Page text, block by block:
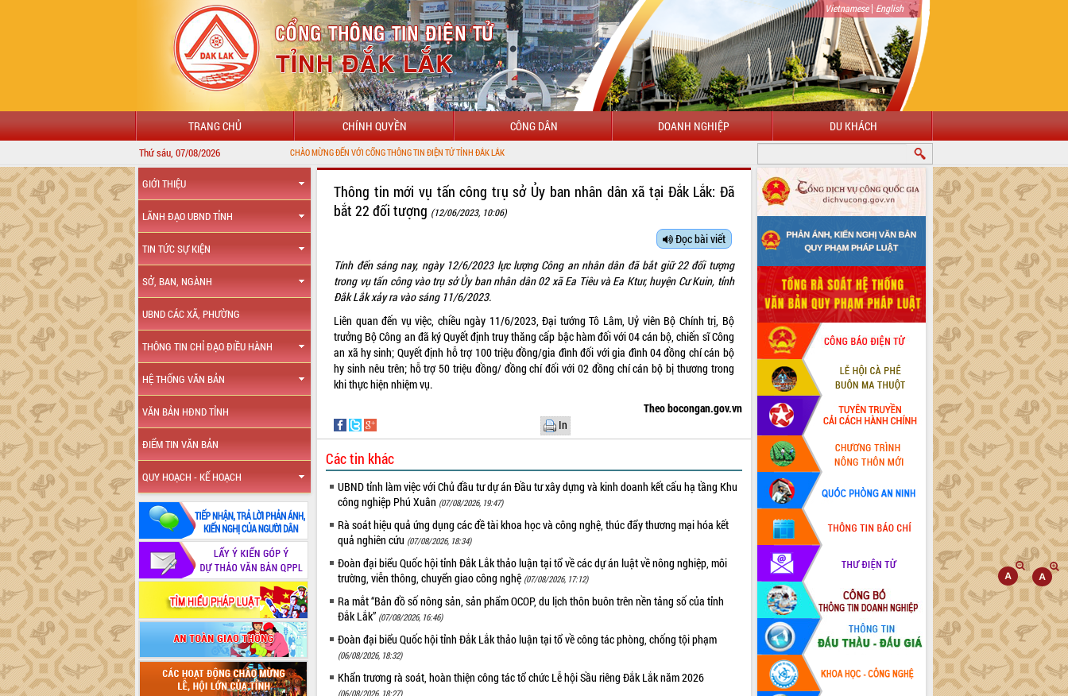
Vietnamese| English
TRANG CHỦ CHÍNH QUYỀN CÔNG DÂN DOANH NGHIỆP DU KHÁCH
Thứ sáu, 07/08/2026 CHÀO MỪNG ĐẾN VỚI CỔNG THÔNG TIN ĐIỆN TỬ TỈNH ĐẮK LẮK
GIỚI THIỆU
LÃNH ĐẠO UBND TỈNH
TIN TỨC SỰ KIỆN
SỞ, BAN, NGÀNH
UBND CÁC XÃ, PHƯỜNG
THÔNG TIN CHỈ ĐẠO ĐIỀU HÀNH
HỆ THỐNG VĂN BẢN
VĂN BẢN HĐND TỈNH
ĐIỂM TIN VĂN BẢN
QUY HOẠCH - KẾ HOẠCH
Thông tin mới vụ tấn công trụ sở Ủy ban nhân dân xã tại Đắk Lắk: Đã
bắt 22 đối tượng (12/06/2023, 10:06)
Đọc bài viết
Tính đến sáng nay, ngày 12/6/2023 lực lượng Công an nhân dân đã bắt giữ 22 đối tượng
trong vụ tấn công vào trụ sở Ủy ban nhân dân 02 xã Ea Tiêu và Ea Ktur, huyện Cư Kuin, tỉnh
Đắk Lắk xảy ra vào sáng 11/6/2023.
Liên quan đến vụ việc, chiều ngày 11/6/2023, Đại tướng Tô Lâm, Uỷ viên Bộ Chính trị, Bộ
trưởng Bộ Công an đã ký Quyết định truy thăng cấp bậc hàm đối với 04 cán bộ, chiến sĩ Công
an xã hy sinh; Quyết định hỗ trợ 100 triệu đồng/gia đình đối với gia đình 04 đồng chí cán bộ
hy sinh nêu trên; hỗ trợ 50 triệu đồng/ đồng chí đối với 02 đồng chí cán bộ bị thương trong
khi thực hiện nhiệm vụ.
Theo bocongan.gov.vn
In
Các tin khác
UBND tỉnh làm việc với Chủ đầu tư dự án Đầu tư xây dựng và kinh doanh kết cấu hạ tầng Khu
công nghiệp Phú Xuân (07/08/2026, 19:47)
Rà soát hiệu quả ứng dụng các đề tài khoa học và công nghệ, thúc đẩy thương mại hóa kết
quả nghiên cứu (07/08/2026, 18:34)
Đoàn đại biểu Quốc hội tỉnh Đắk Lắk thảo luận tại tổ về các dự án luật về nông nghiệp, môi
trường, viễn thông, chuyển giao công nghệ (07/08/2026, 17:12)
Ra mắt “Bản đồ số nông sản, sản phẩm OCOP, du lịch thôn buôn trên nền tảng số của tỉnh
Đắk Lắk” (07/08/2026, 16:46)
Đoàn đại biểu Quốc hội tỉnh Đắk Lắk thảo luận tại tổ về công tác phòng, chống tội phạm
(06/08/2026, 18:32)
Khẩn trương rà soát, hoàn thiện công tác tổ chức Lễ hội Sầu riêng Đắk Lắk năm 2026
(06/08/2026, 18:27)